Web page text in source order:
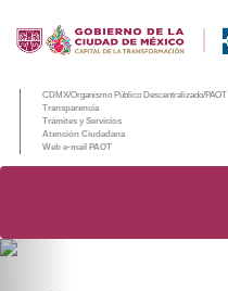
CDMX/Organismo Público Descentralizado/PAOT
Transparencia
Trámites y Servicios
Atención Ciudadana
Web e-mail PAOT